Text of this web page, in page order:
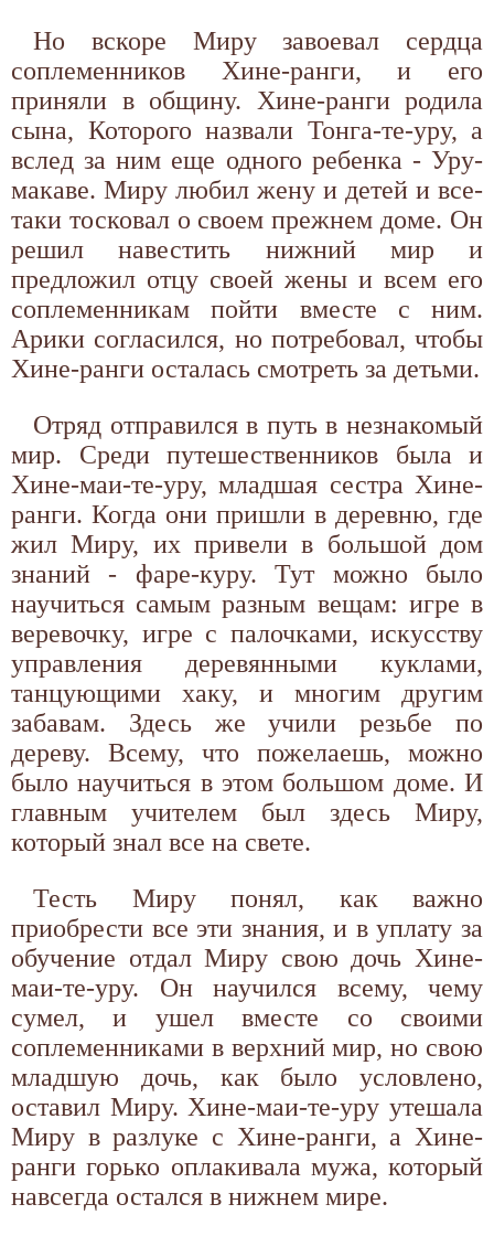
Но вскоре Миру завоевал сердца
соплеменников Хине-ранги, и его
приняли в общину. Хине-ранги родила
сына, Которого назвали Тонга-те-уру, а
вслед за ним еще одного ребенка - Уру-
макаве. Миру любил жену и детей и все-
таки тосковал о своем прежнем доме. Он
решил навестить нижний мир и
предложил отцу своей жены и всем его
соплеменникам пойти вместе с ним.
Арики согласился, но потребовал, чтобы
Хине-ранги осталась смотреть за детьми.
Отряд отправился в путь в незнакомый
мир. Среди путешественников была и
Хине-маи-те-уру, младшая сестра Хине-
ранги. Когда они пришли в деревню, где
жил Миру, их привели в большой дом
знаний - фаре-куру. Тут можно было
научиться самым разным вещам: игре в
веревочку, игре с палочками, искусству
управления деревянными куклами,
танцующими хаку, и многим другим
забавам. Здесь же учили резьбе по
дереву. Всему, что пожелаешь, можно
было научиться в этом большом доме. И
главным учителем был здесь Миру,
который знал все на свете.
Тесть Миру понял, как важно
приобрести все эти знания, и в уплату за
обучение отдал Миру свою дочь Хине-
маи-те-уру. Он научился всему, чему
сумел, и ушел вместе со своими
соплеменниками в верхний мир, но свою
младшую дочь, как было условлено,
оставил Миру. Хине-маи-те-уру утешала
Миру в разлуке с Хине-ранги, а Хине-
ранги горько оплакивала мужа, который
навсегда остался в нижнем мире.